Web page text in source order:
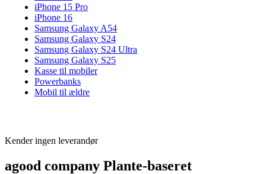
iPhone 15 Pro
iPhone 16
Samsung Galaxy A54
Samsung Galaxy S24
Samsung Galaxy S24 Ultra
Samsung Galaxy S25
Kasse til mobiler
Powerbanks
Mobil til ældre
Kender ingen leverandør
agood company Plante-baseret